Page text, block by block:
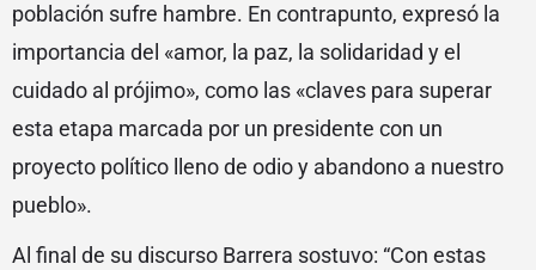
población sufre hambre. En contrapunto, expresó la
importancia del «amor, la paz, la solidaridad y el
cuidado al prójimo», como las «claves para superar
esta etapa marcada por un presidente con un
proyecto político lleno de odio y abandono a nuestro
pueblo».
Al final de su discurso Barrera sostuvo: “Con estas